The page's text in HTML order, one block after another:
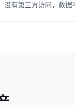
没有第三方访问，数据